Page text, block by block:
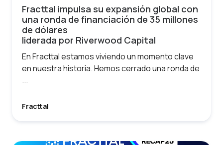
Fracttal impulsa su expansión global con
una ronda de financiación de 35 millones
de dólares
liderada por Riverwood Capital
En Fracttal estamos viviendo un momento clave
en nuestra historia. Hemos cerrado una ronda de
...
Fracttal